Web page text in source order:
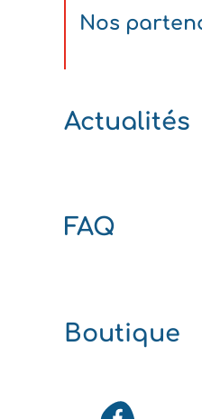
Nos
Actualités
FAQ
Boutique